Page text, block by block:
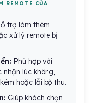
REMOTE CỬA
trợ làm thêm
xử lý remote bị
Phù hợp với
nhận lúc không,
hoặc lỗi bộ thu.
Giúp khách chọn